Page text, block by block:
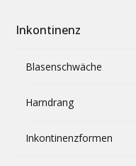
Inkontinenz
Blasenschwäche
Harndrang
Inkontinenzformen